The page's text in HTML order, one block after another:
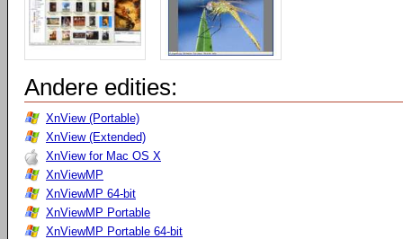
Andere edities:
XnView (Portable)
XnView (Extended)
XnView for Mac OS X
XnViewMP
XnViewMP 64-bit
XnViewMP Portable
XnViewMP Portable 64-bit